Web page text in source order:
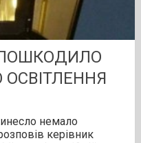
ОСВІТЛЕННЯ
немало
керівник